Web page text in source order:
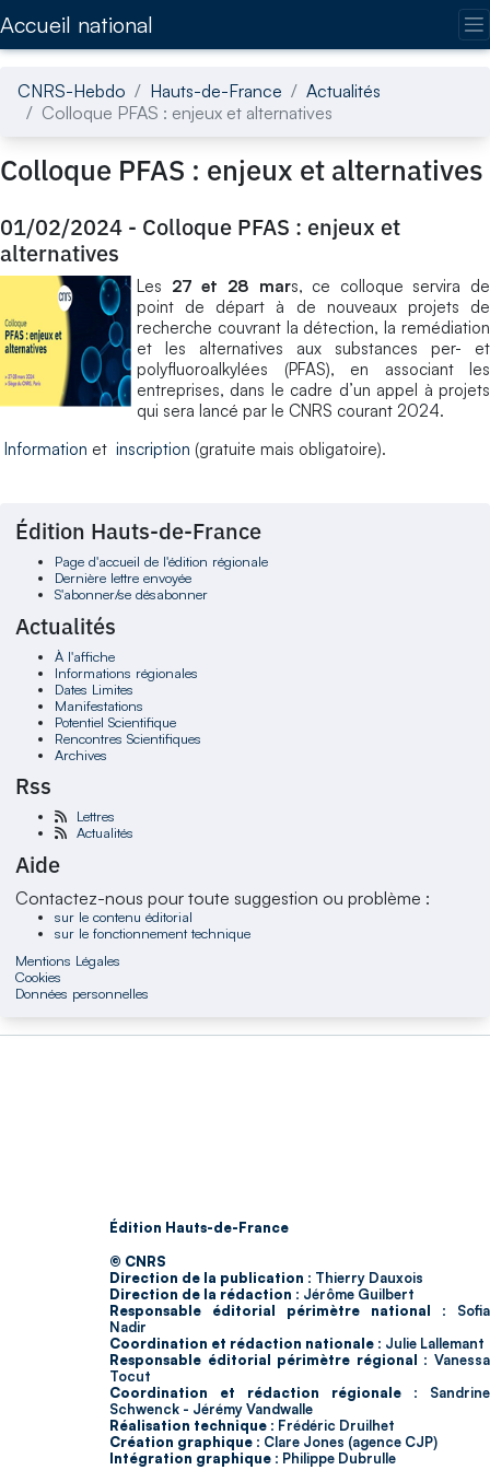
Accueil national
CNRS-Hebdo Hauts-de-France
Actualités
Colloque PFAS : enjeux et alternatives
Colloque PFAS : enjeux et alternatives
01/02/2024 - Colloque PFAS : enjeux et
alternatives
Les 27 et 28 mars, ce colloque servira de
point de départ à de nouveaux projets de
recherche couvrant la détection, la remédiation
et les alternatives aux substances per- et
polyfluoroalkylées (PFAS), en associant les
entreprises, dans le cadre d’un appel à projets
qui sera lancé par le CNRS courant 2024.
Information et inscription (gratuite mais obligatoire).
Édition Hauts-de-France
Page d'accueil de l'édition régionale
Dernière lettre envoyée
S'abonner/se désabonner
Actualités
À l'affiche
Informations régionales
Dates Limites
Manifestations
Potentiel Scientifique
Rencontres Scientifiques
Archives
Rss
Lettres
Actualités
Aide
Contactez-nous pour toute suggestion ou problème :
sur le contenu éditorial
sur le fonctionnement technique
Mentions Légales
Cookies
Données personnelles
Édition Hauts-de-France
© CNRS
Direction de la publication : Thierry Dauxois
Direction de la rédaction : Jérôme Guilbert
Responsable éditorial périmètre national : Sofia
Nadir
Coordination et rédaction nationale : Julie Lallemant
Responsable éditorial périmètre régional : Vanessa
Tocut
Coordination et rédaction régionale : Sandrine
Schwenck - Jérémy Vandwalle
Réalisation technique : Frédéric Druilhet
Création graphique : Clare Jones (agence CJP)
Intégration graphique : Philippe Dubrulle